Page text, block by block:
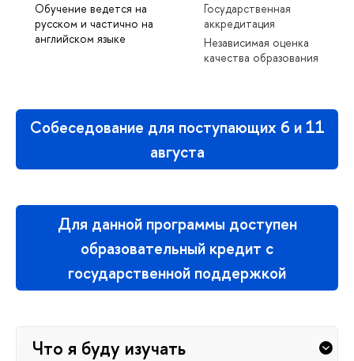
Обучение ведется на
русском и частично на
английском языке
Государственная
аккредитация
Независимая оценка
качества образования
Собеседование для поступающих 6 и 11
августа
Для данной программы доступен
образовательный кредит с
государственной поддержкой
Что я буду изучать